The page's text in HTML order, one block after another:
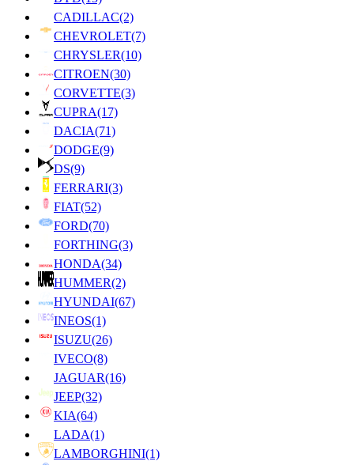
CADILLAC(2)
CHEVROLET(7)
CHRYSLER(10)
CITROEN(30)
CORVETTE(3)
CUPRA(17)
DACIA(71)
DODGE(9)
DS(9)
FERRARI(3)
FIAT(52)
FORD(70)
FORTHING(3)
HONDA(34)
HUMMER(2)
HYUNDAI(67)
INEOS(1)
ISUZU(26)
IVECO(8)
JAGUAR(16)
JEEP(32)
KIA(64)
LADA(1)
LAMBORGHINI(1)